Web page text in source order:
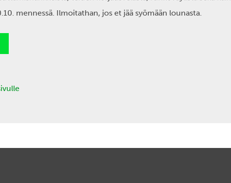
mennessä. Ilmoitathan, jos et jää syömään lounasta.